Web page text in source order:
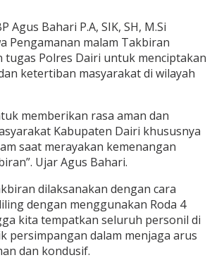
Agus Bahari P.A, SIK, SH, M.Si
Pengamanan malam Takbiran
tugas Polres Dairi untuk menciptakan
ketertiban masyarakat di wilayah
memberikan rasa aman dan
Kabupaten Dairi khususnya
saat merayakan kemenangan
Ujar Agus Bahari.
dilaksanakan dengan cara
dengan menggunakan Roda 4
kita tempatkan seluruh personil di
persimpangan dalam menjaga arus
dan kondusif.